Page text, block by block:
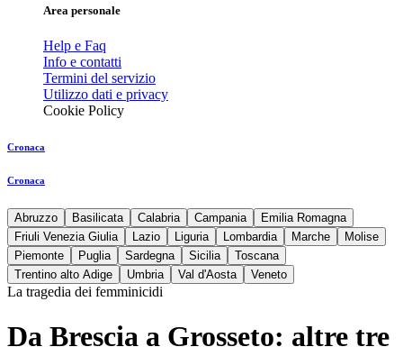
Area personale
Help e Faq
Info e contatti
Termini del servizio
Utilizzo dati e privacy
Cookie Policy
Cronaca
Cronaca
Abruzzo Basilicata Calabria Campania
Emilia Romagna
Friuli Venezia Giulia
Lazio Liguria Lombardia Marche
Molise
Piemonte
Puglia Sardegna Sicilia
Toscana
Trentino alto Adige
Umbria Val d'Aosta Veneto
La tragedia dei femminicidi
Da Brescia a Grosseto: altre tre